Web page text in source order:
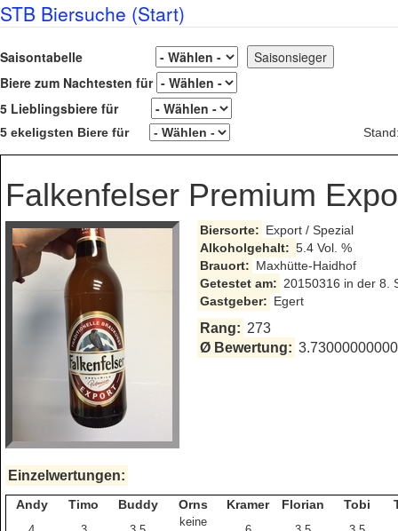
STB Biersuche (Start)
Saisontabelle
Biere zum Nachtesten für
5 Lieblingsbiere für
5 ekeligsten Biere für
Falkenfelser Premium
Biersorte: Export / Spezial
Alkoholgehalt: 5.4 Vol. %
Brauort: Maxhütte-Haidhof
Getestet am: 20150316 in der 8.
Gastgeber: Egert
Rang: 273
Ø Bewertung:
Einzelwertungen:
Andy Timo Buddy Orns Kramer Florian Tobi
keine